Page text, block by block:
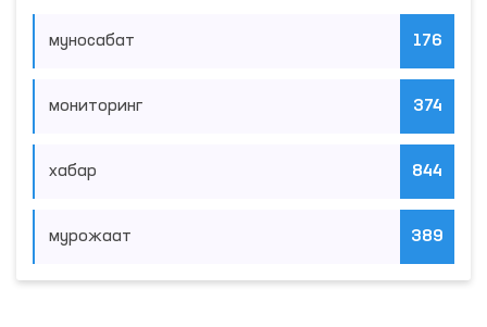
муносабат 176
мониторинг 374
хабар 844
мурожаат 389